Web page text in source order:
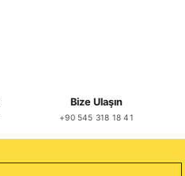
Bize Ulaşın
+90 545 318 18 41